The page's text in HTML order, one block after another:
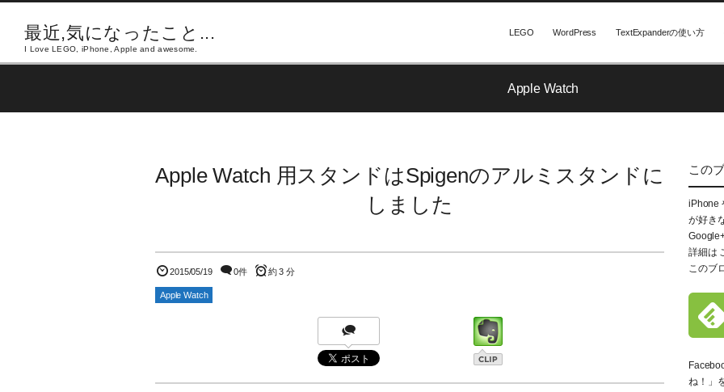
最近,気になったこと...
I Love LEGO, iPhone, Apple and awesome.
LEGO WordPress TextExpanderの使い方
Apple Watch
Apple Watch 用スタンドはSpigenのアルミスタンドに
しました
2015/05/19 0件 約 3 分
Apple Watch
この
iPhone
が好き
詳細は
このブ
ね！」